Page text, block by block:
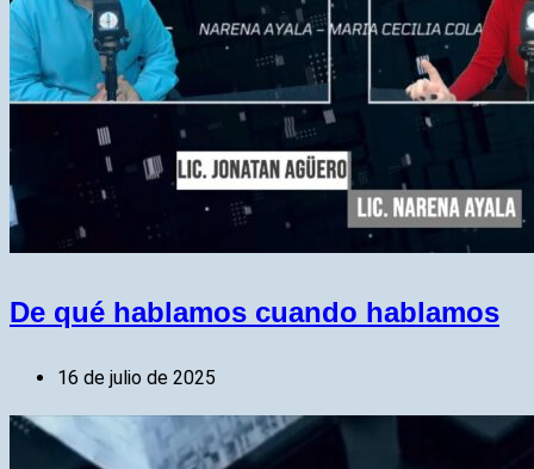
De qué hablamos cuando hablamos
16 de julio de 2025